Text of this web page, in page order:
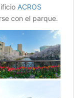
ACROS
con el parque.